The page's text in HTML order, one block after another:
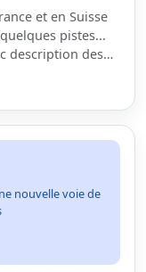
et en Suisse
pistes...
description des…
nouvelle voie de